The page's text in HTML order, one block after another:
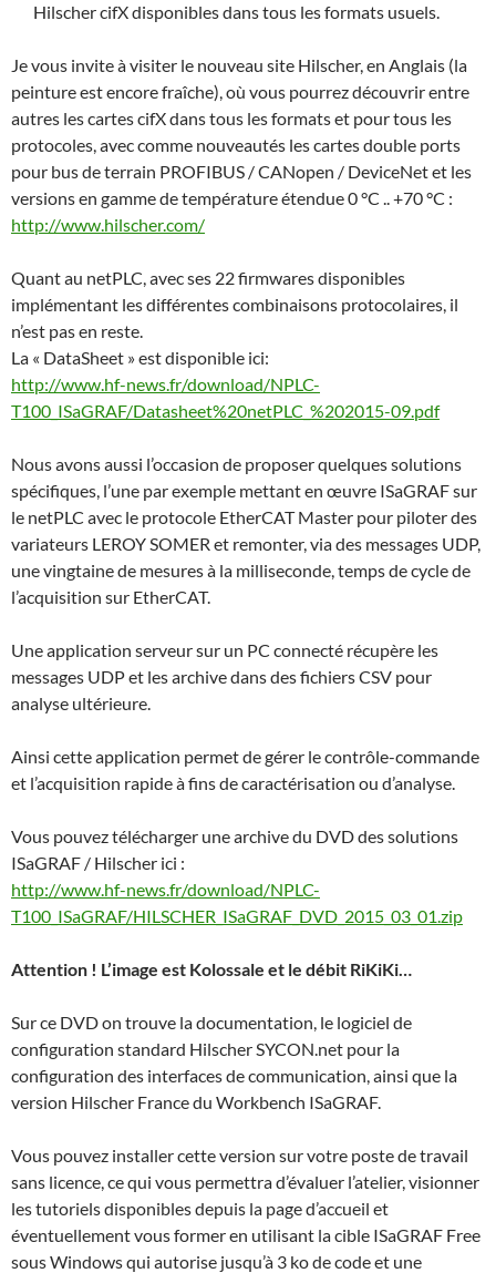
Hilscher cifX disponibles dans tous les formats usuels.
Je vous invite à visiter le nouveau site Hilscher, en Anglais (la
peinture est encore fraîche), où vous pourrez découvrir entre
autres les cartes cifX dans tous les formats et pour tous les
protocoles, avec comme nouveautés les cartes double ports
pour bus de terrain PROFIBUS / CANopen / DeviceNet et les
versions en gamme de température étendue 0 °C .. +70 °C :
http://www.hilscher.com/
Quant au netPLC, avec ses 22 firmwares disponibles
implémentant les différentes combinaisons protocolaires, il
n’est pas en reste.
La « DataSheet » est disponible ici:
http://www.hf-news.fr/download/NPLC-
T100_ISaGRAF/Datasheet%20netPLC_%202015-09.pdf
Nous avons aussi l’occasion de proposer quelques solutions
spécifiques, l’une par exemple mettant en œuvre ISaGRAF sur
le netPLC avec le protocole EtherCAT Master pour piloter des
variateurs LEROY SOMER et remonter, via des messages UDP,
une vingtaine de mesures à la milliseconde, temps de cycle de
l’acquisition sur EtherCAT.
Une application serveur sur un PC connecté récupère les
messages UDP et les archive dans des fichiers CSV pour
analyse ultérieure.
Ainsi cette application permet de gérer le contrôle-commande
et l’acquisition rapide à fins de caractérisation ou d’analyse.
Vous pouvez télécharger une archive du DVD des solutions
ISaGRAF / Hilscher ici :
http://www.hf-news.fr/download/NPLC-
T100_ISaGRAF/HILSCHER_ISaGRAF_DVD_2015_03_01.zip
Attention ! L’image est Kolossale et le débit RiKiKi…
Sur ce DVD on trouve la documentation, le logiciel de
configuration standard Hilscher SYCON.net pour la
configuration des interfaces de communication, ainsi que la
version Hilscher France du Workbench ISaGRAF.
Vous pouvez installer cette version sur votre poste de travail
sans licence, ce qui vous permettra d’évaluer l’atelier, visionner
les tutoriels disponibles depuis la page d’accueil et
éventuellement vous former en utilisant la cible ISaGRAF Free
sous Windows qui autorise jusqu’à 3 ko de code et une